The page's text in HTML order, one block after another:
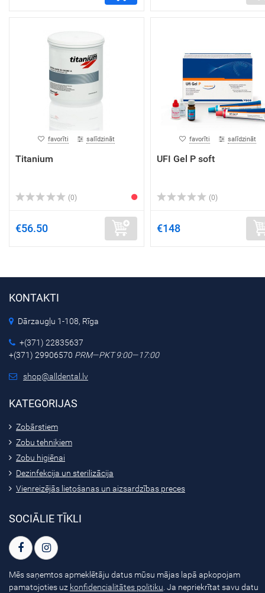
favorīti salīdzināt
Titanium
(0)
€56.50
favorīti salīdzināt
UFI Gel P soft
(0)
€148
KONTAKTI
Dārzaugļu 1-108, Rīga
+(371) 22835637
+(371) 29906570 PRM—PKT 9:00—17:00
shop@alldental.lv
KATEGORIJAS
Zobārstiem
Zobu tehniķiem
Zobu higiēnai
Dezinfekcija un sterilizācija
Vienreizējās lietošanas un aizsardzības preces
SOCIĀLIE TĪKLI
Mēs saņemtos apmeklētāju datus mūsu mājas lapā apkopojam
pamatojoties uz konfidencialitātes politiku . Ja nepriekrītat savu datu